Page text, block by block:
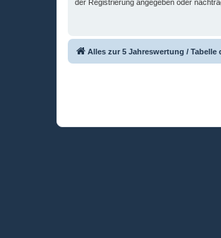
der Registrierung angegeben oder
Alles zur 5 Jahreswertung / Tabelle